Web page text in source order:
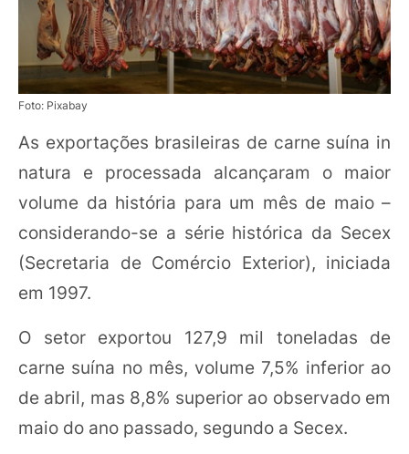
Foto: Pixabay
As exportações brasileiras de carne suína in
natura e processada alcançaram o maior
volume da história para um mês de maio –
considerando-se a série histórica da Secex
(Secretaria de Comércio Exterior), iniciada
em 1997.
O setor exportou 127,9 mil toneladas de
carne suína no mês, volume 7,5% inferior ao
de abril, mas 8,8% superior ao observado em
maio do ano passado, segundo a Secex.